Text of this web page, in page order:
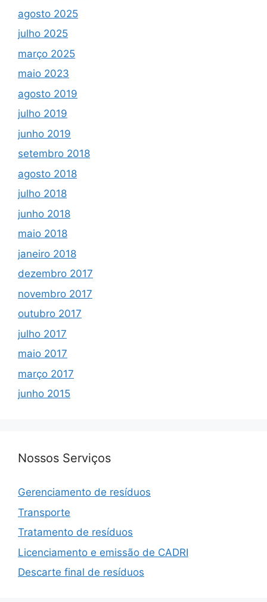
agosto 2025
julho 2025
março 2025
maio 2023
agosto 2019
julho 2019
junho 2019
setembro 2018
agosto 2018
julho 2018
junho 2018
maio 2018
janeiro 2018
dezembro 2017
novembro 2017
outubro 2017
julho 2017
maio 2017
março 2017
junho 2015
Nossos Serviços
Gerenciamento de resíduos
Transporte
Tratamento de resíduos
Licenciamento e emissão de CADRI
Descarte final de resíduos